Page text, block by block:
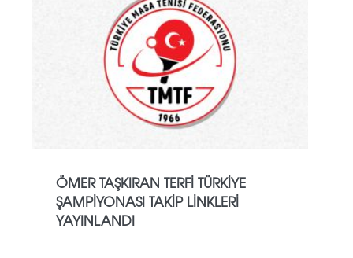
ÖMER TAŞKIRAN TERFI TÜRKIYE
ŞAMPIYONASI TAKIP LINKLERI
YAYINLANDI